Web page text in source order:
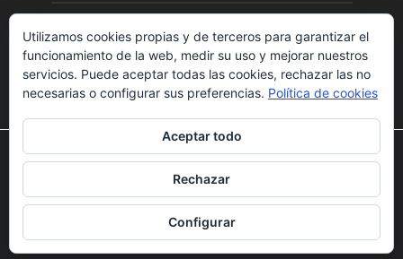
Copyright © 2018.Fly News.Noticias aerospacial
UAS aviación comercial
Utilizamos cookies para ofrecerte la mejor experiencia en
nuestra web.
Puedes aprender más sobre qué cookies utilizamos o
desactivarlas en losajustes.
Utilizamos cookies propias y de terceros para garantizar el
funcionamiento de la web, medir su uso y mejorar nuestros
servicios. Puede aceptar todas las cookies, rechazar las no
necesarias o configurar sus preferencias. Política de cookies
Aceptar todo
Rechazar
Configurar